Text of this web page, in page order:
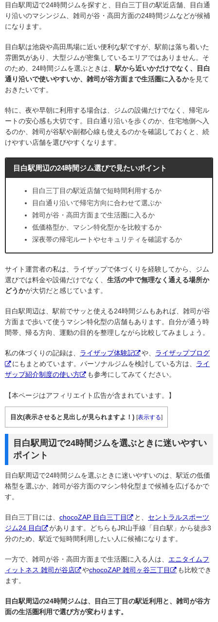
目白駅周辺で24時間ジムを探すと、目白三丁目の駅近店舗、目白通
り沿いのマシンジム、雑司が谷・高田方面の24時間ジムなどが候補
になります。
目白駅は池袋や高田馬場に近い便利な駅ですが、駅前は落ち着いた
雰囲気があり、大型ジムが密集しているエリアではありません。そ
のため、24時間ジムを選ぶときは、 駅から近いかだけでなく、目白
通り沿いで使いやすいか、雑司が谷方面まで生活圏に入るかを見て
おきたいです。
特に、夜や早朝に利用する場合は、ジムの設備だけでなく、帰宅ル
ートの安心感も大切です。目白通り沿いを歩くのか、住宅地側へ入
るのか、雑司が谷駅や副都心線も使えるのかを確認しておくと、続
けやすい店舗を選びやすくなります。
目白駅周辺の24時間ジム選びで見たいポイント
目白三丁目の駅近店舗で短時間利用するか
目白通り沿いで帰宅方向に合わせて選ぶか
雑司が谷・高田方面まで生活圏に入るか
低価格型か、マシン特化型かを比較するか
深夜帯の帰宅ルートやセキュリティを確認するか
サイト運営者の私は、ライザップで体づくりを経験してから、ジム
選びでは料金や設備だけでなく、 生活の中で無理なく通える場所か
どうかが大切だと感じています。
目白駅周辺は、駅前でサッと使える24時間ジムもあれば、雑司が谷
方面まで歩いて使うマシン特化型の店舗もあります。自分が通う時
間帯、帰る方向、運動の目的を整理しながら比較してみましょう。
私の体づくりの記録は、 ライザップ体験記 や、 ライザップブログ
にもまとめています。パーソナルジムを検討している方は、 ライ
ザップ紹介制度の使い方
も参考にしてみてください。
【本ページはアフィリエイト広告が含まれています。】
目次(表示させると見出しが見られますよ！) [表示する]
目白駅周辺で24時間ジムを選ぶときに迷いやすい
ポイント
目白駅周辺で24時間ジムを選ぶときに迷いやすいのは、駅近の低価
格型を選ぶか、雑司が谷方面のマシン特化型まで候補を広げるかで
す。
目白三丁目には、 chocoZAP 目白三丁目 と、 セントラルスポーツ
ジム24 目白
があります。どちらもJR山手線「目白駅」から徒歩3
分のため、駅近で短時間利用したい人に候補になります。
一方で、雑司が谷・高田方面まで生活圏に入る人は、 エニタイムフ
ィットネス 雑司が谷店
やchocoZAP 雑司ヶ谷三丁目
も比較でき
ます。
目白駅周辺の24時間ジムは、目白三丁目の駅近利用と、雑司が谷方
面の生活圏利用で選び方が変わります。